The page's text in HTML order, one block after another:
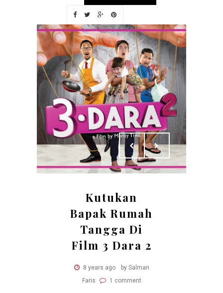
Kutukan
Bapak Rumah
Tangga Di
Film 3 Dara 2
8 years ago
by Salman
Faris
1 comment